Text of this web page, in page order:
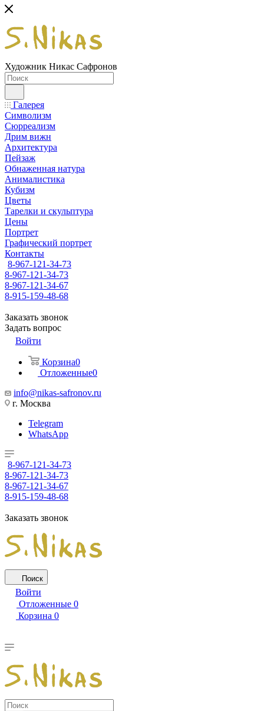
Художник Никас Сафронов
Галерея
Символизм
Сюрреализм
Дрим вижн
Архитектура
Пейзаж
Обнаженная натура
Анималистика
Кубизм
Цветы
Тарелки и скульптура
Цены
Портрет
Графический портрет
Контакты
8-967-121-34-73
8-967-121-34-73
8-967-121-34-67
8-915-159-48-68
Заказать звонок
Задать вопрос
Войти
Корзина0
Отложенные0
info@nikas-safronov.ru
г. Москва
Telegram
WhatsApp
8-967-121-34-73
8-967-121-34-73
8-967-121-34-67
8-915-159-48-68
Заказать звонок
Поиск
Войти
Отложенные 0
Корзина 0